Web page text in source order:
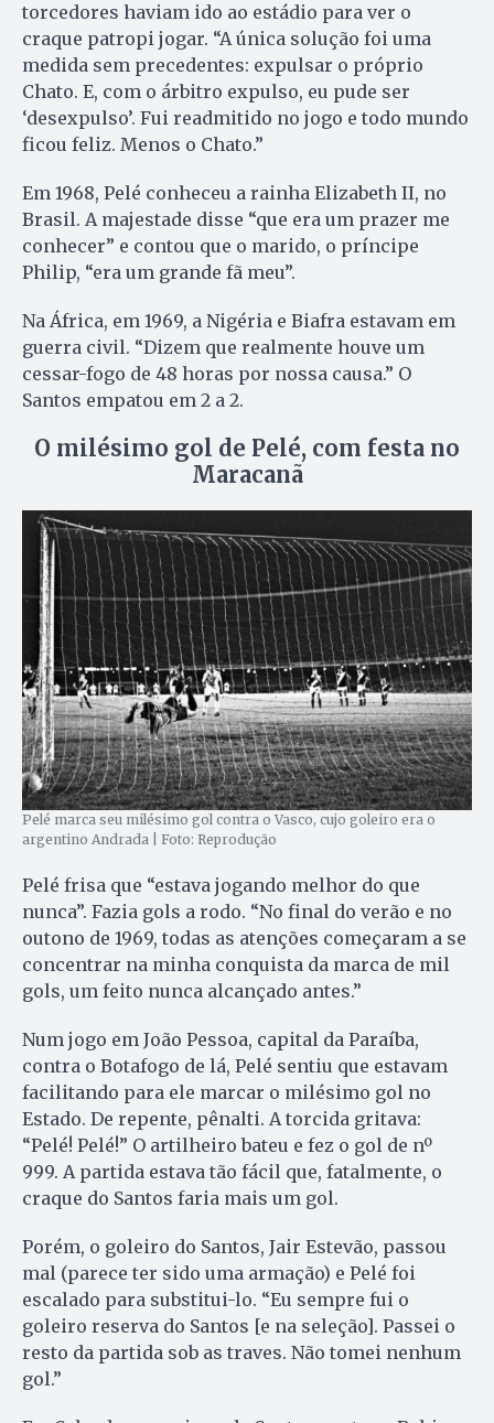
torcedores haviam ido ao estádio para ver o
craque patropi jogar. “A única solução foi uma
medida sem precedentes: expulsar o próprio
Chato. E, com o árbitro expulso, eu pude ser
‘desexpulso’. Fui readmitido no jogo e todo mundo
ficou feliz. Menos o Chato.”
Em 1968, Pelé conheceu a rainha Elizabeth II, no
Brasil. A majestade disse “que era um prazer me
conhecer” e contou que o marido, o príncipe
Philip, “era um grande fã meu”.
Na África, em 1969, a Nigéria e Biafra estavam em
guerra civil. “Dizem que realmente houve um
cessar-fogo de 48 horas por nossa causa.” O
Santos empatou em 2 a 2.
O milésimo gol de Pelé, com festa no
Maracanã
Pelé marca seu milésimo gol contra o Vasco, cujo goleiro era o
argentino Andrada | Foto: Reprodução
Pelé frisa que “estava jogando melhor do que
nunca”. Fazia gols a rodo. “No final do verão e no
outono de 1969, todas as atenções começaram a se
concentrar na minha conquista da marca de mil
gols, um feito nunca alcançado antes.”
Num jogo em João Pessoa, capital da Paraíba,
contra o Botafogo de lá, Pelé sentiu que estavam
facilitando para ele marcar o milésimo gol no
Estado. De repente, pênalti. A torcida gritava:
“Pelé! Pelé!” O artilheiro bateu e fez o gol de nº
999. A partida estava tão fácil que, fatalmente, o
craque do Santos faria mais um gol.
Porém, o goleiro do Santos, Jair Estevão, passou
mal (parece ter sido uma armação) e Pelé foi
escalado para substitui-lo. “Eu sempre fui o
goleiro reserva do Santos [e na seleção]. Passei o
resto da partida sob as traves. Não tomei nenhum
gol.”